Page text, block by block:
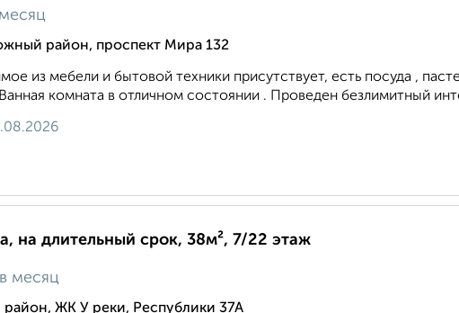
район, проспект Мира 132
из мебели и бытовой техники присутствует, есть посуда ,
комната в отличном состоянии . Проведен безлимитный
на длительный срок, 38м², 7/22 этаж
в месяц
ЖК У реки, Республики 37А